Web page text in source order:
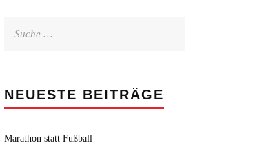
NEUESTE BEITRÄGE
Marathon statt Fußball